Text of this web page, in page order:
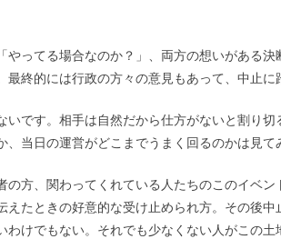
やってる場合なのか？」、両方の想いがある
最終的には行政の方々の意見もあって、中止に
いです。相手は自然だから仕方がないと割り
当日の運営がどこまでうまく回るのかは見て
の方、関わってくれている人たちのこのイベ
えたときの好意的な受け止められ方。その後
わけでもない。それでも少なくない人がこの